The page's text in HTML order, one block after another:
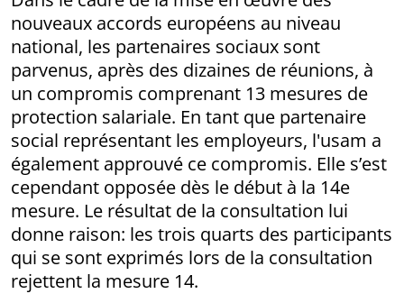
nouveaux accords européens au niveau
national, les partenaires sociaux sont
parvenus, après des dizaines de réunions, à
un compromis comprenant 13 mesures de
protection salariale. En tant que partenaire
social représentant les employeurs, l'usam a
également approuvé ce compromis. Elle s’est
cependant opposée dès le début à la 14e
mesure. Le résultat de la consultation lui
donne raison: les trois quarts des participants
qui se sont exprimés lors de la consultation
rejettent la mesure 14.